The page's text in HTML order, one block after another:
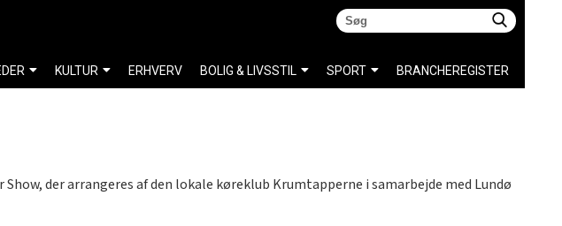
der arrangeres af den lokale køreklub Krumtapperne i samarbejde med Lundø
KULTUR ERHVERV BOLIG & LIVSSTIL SPORT BRANCHEREGISTER